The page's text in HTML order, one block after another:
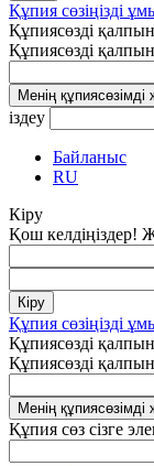
Құпия сөзіңізді
Құпиясөзді
Құпиясөзді
іздеу
Байланыс
RU
Кіру
Қош келдіңіздер!
Құпия сөзіңізді
Құпиясөзді
Құпиясөзді
Құпия сөз сізге